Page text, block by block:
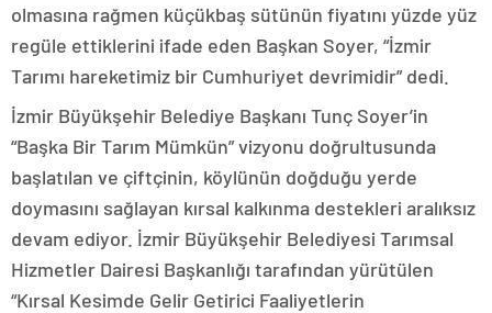
olmasına rağmen küçükbaş sütünün fiyatını yüzde yüz
regüle ettiklerini ifade eden Başkan Soyer, “İzmir
Tarımı hareketimiz bir Cumhuriyet devrimidir” dedi.
İzmir Büyükşehir Belediye Başkanı Tunç Soyer’in
“Başka Bir Tarım Mümkün” vizyonu doğrultusunda
başlatılan ve çiftçinin, köylünün doğduğu yerde
doymasını sağlayan kırsal kalkınma destekleri aralıksız
devam ediyor. İzmir Büyükşehir Belediyesi Tarımsal
Hizmetler Dairesi Başkanlığı tarafından yürütülen
“Kırsal Kesimde Gelir Getirici Faaliyetlerin